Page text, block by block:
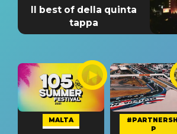
Il best of della quinta
tappa
MALTA
#PARTNERSHI
P